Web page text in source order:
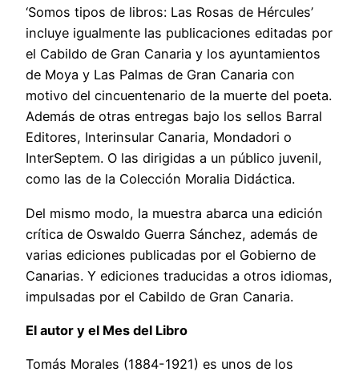
‘Somos tipos de libros: Las Rosas de Hércules’
incluye igualmente las publicaciones editadas por
el Cabildo de Gran Canaria y los ayuntamientos
de Moya y Las Palmas de Gran Canaria con
motivo del cincuentenario de la muerte del poeta.
Además de otras entregas bajo los sellos Barral
Editores, Interinsular Canaria, Mondadori o
InterSeptem. O las dirigidas a un público juvenil,
como las de la Colección Moralia Didáctica.
Del mismo modo, la muestra abarca una edición
crítica de Oswaldo Guerra Sánchez, además de
varias ediciones publicadas por el Gobierno de
Canarias. Y ediciones traducidas a otros idiomas,
impulsadas por el Cabildo de Gran Canaria.
El autor y el Mes del Libro
Tomás Morales (1884-1921) es unos de los